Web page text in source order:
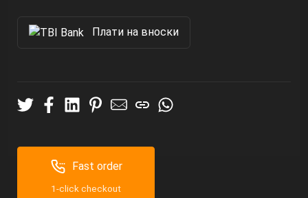
Πлати на вноски
Fast order
1-click checkout